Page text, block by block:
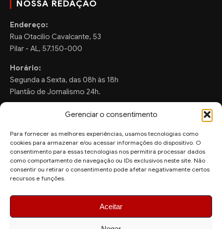
Gerenciar o consentimento
Para fornecer as melhores experiências, usamos tecnologias como
cookies para armazenar e/ou acessar informações do dispositivo. O
consentimento para essas tecnologias nos permitirá processar dados
como comportamento de navegação ou IDs exclusivos neste site. Não
consentir ou retirar o consentimento pode afetar negativamente certos
recursos e funções.
Aceitar
NOSSA REDAÇÃO
Endereço:
Rua Otacilio Cavalcante, 53
Pilar - AL, 57.150-000
Horário:
Segunda a Sexta, das 08h às 18h
Plantão de Jornalismo 24h.
FALE CONOSCO
Sugestões de Pauta:
ronaldo.valentim150@gmail.com